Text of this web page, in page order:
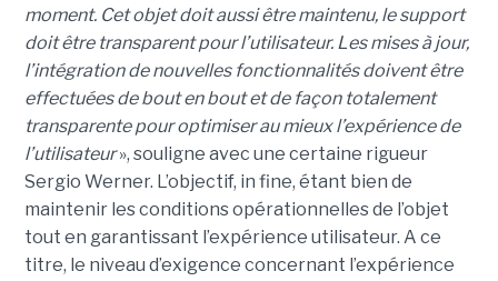
moment. Cet objet doit aussi être maintenu, le support
doit être transparent pour l’utilisateur. Les mises à jour,
l’intégration de nouvelles fonctionnalités doivent être
effectuées de bout en bout et de façon totalement
transparente pour optimiser au mieux l’expérience de
l’utilisateur», souligne avec une certaine rigueur
Sergio Werner. L’objectif, in fine, étant bien de
maintenir les conditions opérationnelles de l’objet
tout en garantissant l’expérience utilisateur. A ce
titre, le niveau d’exigence concernant l’expérience